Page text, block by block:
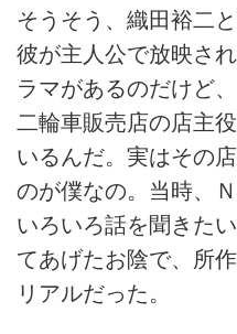
そうそう、織田裕二
彼が主人公で放映さ
ラマがあるのだけど
二輪車販売店の店主
いるんだ。実はその
のが僕なの。当時、
いろいろ話を聞きた
てあげたお陰で、所
リアルだった。